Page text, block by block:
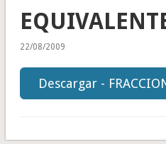
22/08/2009
Descargar -